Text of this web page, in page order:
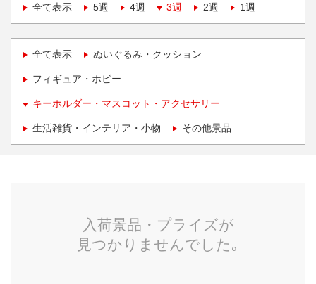
全て表示
5週 4週 3週 2週 1週
全て表示 ぬいぐるみ・クッション
フィギュア・ホビー
キーホルダー・マスコット・アクセサリー
生活雑貨・インテリア・小物 その他景品